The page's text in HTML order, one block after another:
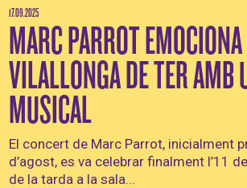
17.09.2025
MARC PARROT EMOCIONA
VILALLONGA DE TER AMB
MUSICAL
El concert de Marc Parrot, inicialment
d’agost, es va celebrar finalment l’11
de la tarda a la sala...